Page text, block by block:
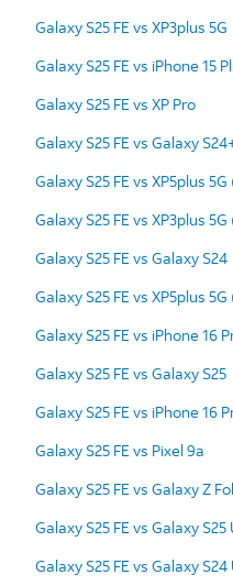
Galaxy S25 FE vs XP3plus 5G
Galaxy S25 FE vs iPhone 15
Galaxy S25 FE vs XP Pro
Galaxy S25 FE vs Galaxy
Galaxy S25 FE vs XP5plus
Galaxy S25 FE vs XP3plus
Galaxy S25 FE vs Galaxy S24
Galaxy S25 FE vs XP5plus
Galaxy S25 FE vs iPhone 16
Galaxy S25 FE vs Galaxy S25
Galaxy S25 FE vs iPhone 16
Galaxy S25 FE vs Pixel 9a
Galaxy S25 FE vs Galaxy Z
Galaxy S25 FE vs Galaxy S25
Galaxy S25 FE vs Galaxy